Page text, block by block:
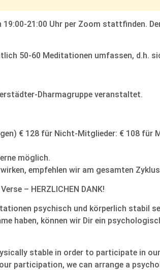
21:00 Uhr per Zoom stattfinden.
50-60 Meditationen umfassen, d.h.
Dharmagruppe veranstaltet.
€ 128 für Nicht-Mitglieder: € 108 für
möglich.
empfehlen wir am gesamten
– HERZLICHEN DANK!
psychisch und körperlich stabil
haben, können wir Dir ein
stable in order to participate in
participation, we can arrange a